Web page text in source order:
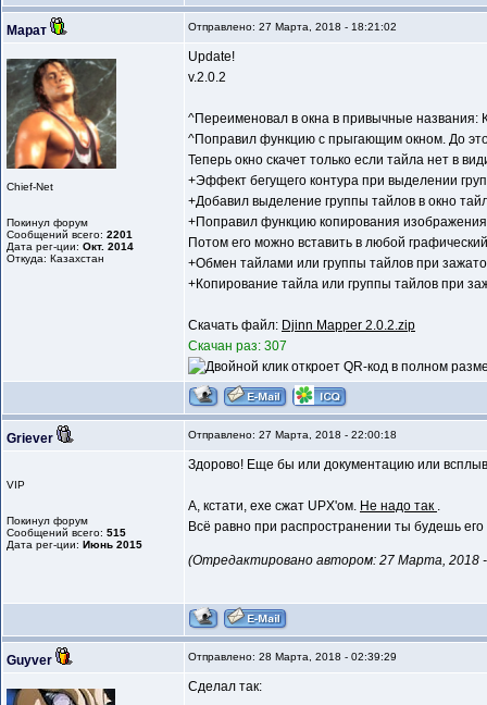
Марат Отправлено: 27 Марта, 2018 - 18:21:02
Chief-Net
Покинул форум
Сообщений всего: 2201
Дата рег-ции: Окт. 2014
Откуда: Казахстан
Update!
v.2.0.2
^Переименовал в окна в привычные названия:
^Поправил функцию с прыгающим окном. До
Теперь окно скачет только если тайла нет в
+Эффект бегущего контура при выделении
+Добавил выделение группы тайлов в окно
+Поправил функцию копирования
Потом его можно вставить в любой
+Обмен тайлами или группы тайлов при
+Копирование тайла или группы тайлов при
Скачать файл: Djinn Mapper 2.0.2.zip
Скачан раз: 307
Griever Отправлено: 27 Марта, 2018 - 22:00:18
VIP
Покинул форум
Сообщений всего: 515
Дата рег-ции: Июнь 2015
Здорово! Еще бы или документацию или
А, кстати, exe сжат UPX'ом. Не надо так .
Всё равно при распространении ты будешь
(Отредактировано автором: 27 Марта, 2018 -
Guyver Отправлено: 28 Марта, 2018 - 02:39:29
Сделал так: